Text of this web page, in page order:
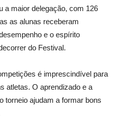
a maior delegação, com 126
as alunas receberam
e o espírito
do Festival.
é imprescindível para
atletas. O aprendizado e a
torneio ajudam a formar bons